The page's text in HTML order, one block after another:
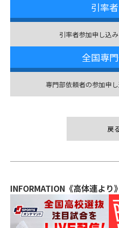
引率
引率者参加申し込み
全国専
専門部依頼者の参加申し
戻る
INFORMATION《高体連より》